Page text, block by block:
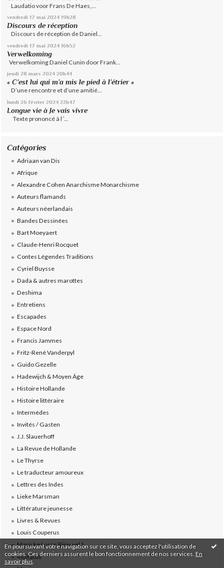
En poursuivant votre navigation sur ce site, vous acceptez l'utilisation de
cookies. Ces derniers assurent le bon fonctionnement de nos services. En
savoir plus.
Laudatio voor Frans De Haes,...
vendredi 17 mai 2024 19h28
Discours de réception
Discours de réception de Daniel...
vendredi 17 mai 2024 16h52
Verwelkoming
Verwelkoming Daniel Cunin door Frank...
jeudi 28 mars 2024 20h44
« C’est lui qui m’a mis le pied à l’étrier »
D’une rencontre et d’une amitié...
lundi 26 février 2024 22h47
Longue vie à Je vais vivre
Texte prononcé à l ’...
Catégories
Adriaan van Dis
Afrique
Alexandre Cohen Anarchisme Monarchisme
Auteurs flamands
Auteurs néerlandais
Bandes Dessinées
Bart Moeyaert
Claude-Henri Rocquet
Contes Légendes Traditions
Cyriel Buysse
Dada & autres marottes
Deshima
Entretiens
Escapades
Espace Nord
Francis Jammes
Fritz-René Vanderpyl
Guido Gezelle
Hadewijch & Moyen Âge
Histoire Hollande
Histoire littéraire
Intermèdes
Invités / Gasten
J.J. Slauerhoff
La Revue de Hollande
Le Thyrse
Le traducteur amoureux
Lettres des Indes
Lieke Marsman
Littérature jeunesse
Livres & Revues
Louis Couperus
Marieke Lucas Rijneveld
Multatuli